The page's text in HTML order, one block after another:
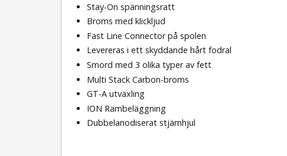
Stay-On spänningsratt
Broms med klickljud
Fast Line Connector på spolen
Levereras i ett skyddande hårt fodral
Smord med 3 olika typer av fett
Multi Stack Carbon-broms
GT-A utväxling
ION Rambeläggning
Dubbelanodiserat stjärnhjul